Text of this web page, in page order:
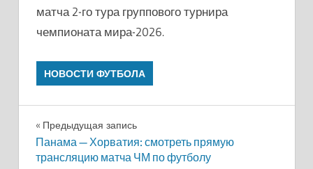
матча 2-го тура группового турнира
чемпионата мира-2026.
НОВОСТИ ФУТБОЛА
Навигация
по
Предыдущая запись
Панама — Хорватия: смотреть прямую
трансляцию матча ЧМ по футболу